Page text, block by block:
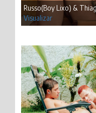
Russo(Boy Lixo) &
Visualizar